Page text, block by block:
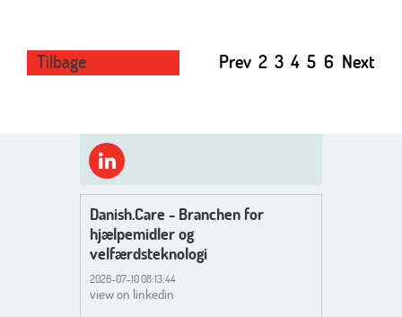
Tilbage Prev 2 3 4 5 6 Next
Danish.Care - Branchen for
hjælpemidler og
velfærdsteknologi
2026-07-10 08:13:44
view on linkedin